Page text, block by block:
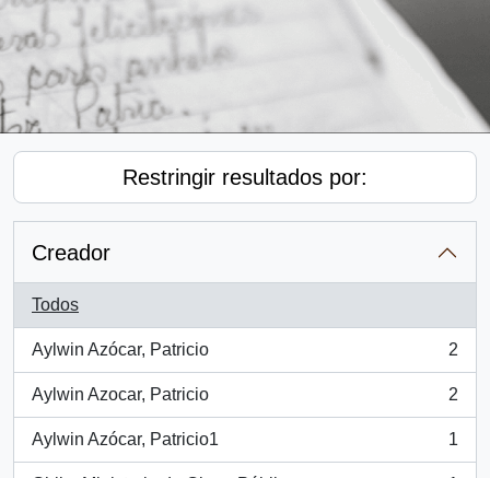
Restringir resultados por:
Creador
Todos
Aylwin Azócar, Patricio
, 2 resultados
2
Aylwin Azocar, Patricio
, 2 resultados
2
Aylwin Azócar, Patricio1
, 1 resultados
1